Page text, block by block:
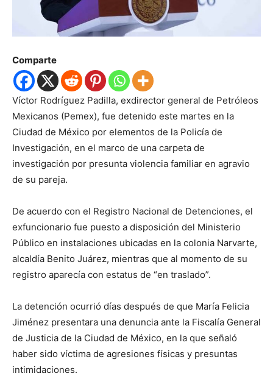
Comparte
Víctor Rodríguez Padilla, exdirector general de Petróleos
Mexicanos (Pemex), fue detenido este martes en la
Ciudad de México por elementos de la Policía de
Investigación, en el marco de una carpeta de
investigación por presunta violencia familiar en agravio
de su pareja.
De acuerdo con el Registro Nacional de Detenciones, el
exfuncionario fue puesto a disposición del Ministerio
Público en instalaciones ubicadas en la colonia Narvarte,
alcaldía Benito Juárez, mientras que al momento de su
registro aparecía con estatus de “en traslado”.
La detención ocurrió días después de que María Felicia
Jiménez presentara una denuncia ante la Fiscalía General
de Justicia de la Ciudad de México, en la que señaló
haber sido víctima de agresiones físicas y presuntas
intimidaciones.